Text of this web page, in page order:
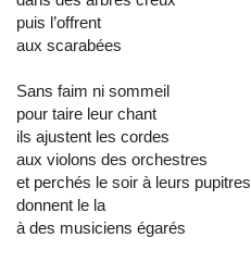
puis l’offrent
aux scarabées
Sans faim ni sommeil
pour taire leur chant
ils ajustent les cordes
aux violons des orchestres
et perchés le soir à leurs pupitres
donnent le la
à des musiciens égarés